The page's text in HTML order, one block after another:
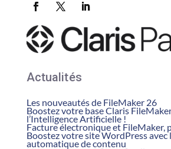
Actualités
Les nouveautés de FileMaker 26
Boostez votre base Claris
l’Intelligence Artificielle !
Facture électronique et FileMaker,
Boostez votre site WordPress avec
automatique de contenu